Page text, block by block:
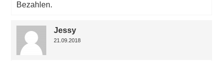
Bezahlen.
Jessy
21.09.2018